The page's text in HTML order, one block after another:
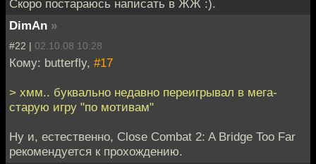
Скоро постараюсь написать в ЖЖ :).
DimAn »
#22 | 02.10.08 10:28
Кому: butterfly, #17
> хмм.. буквально недавно переигрывал в мега-
старую игру "по мотивам"
Ну и, естественно, Close Combat 2: A Bridge Too Far
рекомендуется к прохождению.